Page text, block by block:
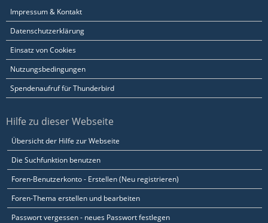
Impressum & Kontakt
Datenschutzerklärung
Einsatz von Cookies
Nutzungsbedingungen
Spendenaufruf für Thunderbird
Hilfe zu dieser Webseite
Übersicht der Hilfe zur Webseite
Die Suchfunktion benutzen
Foren-Benutzerkonto - Erstellen (Neu registrieren)
Foren-Thema erstellen und bearbeiten
Passwort vergessen - neues Passwort festlegen